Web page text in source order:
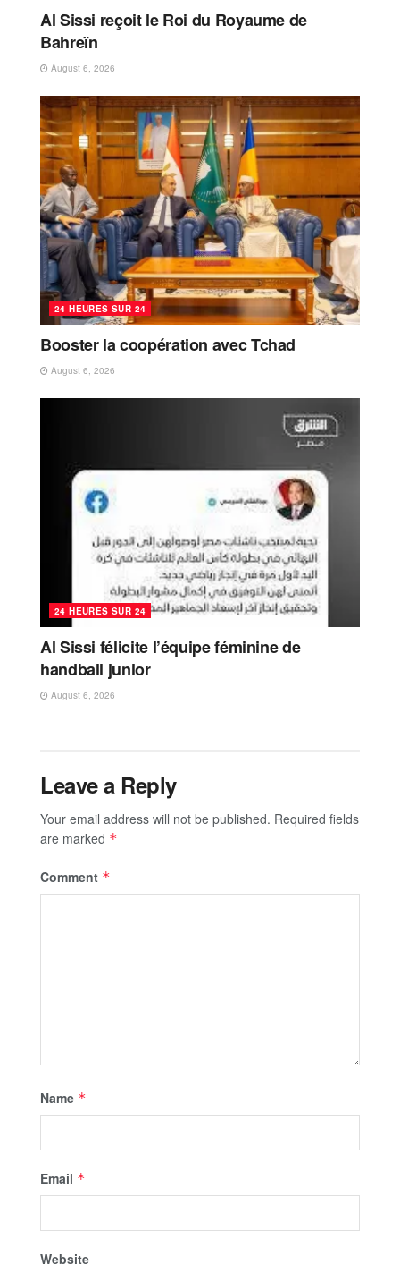
Al Sissi reçoit le Roi du Royaume de
Bahreïn
August 6, 2026
24 HEURES SUR 24
Booster la coopération avec Tchad
August 6, 2026
24 HEURES SUR 24
Al Sissi félicite l’équipe féminine de
handball junior
August 6, 2026
Leave a Reply
Your email address will not be published. Required fields
are marked *
Comment *
Name *
Email *
Website